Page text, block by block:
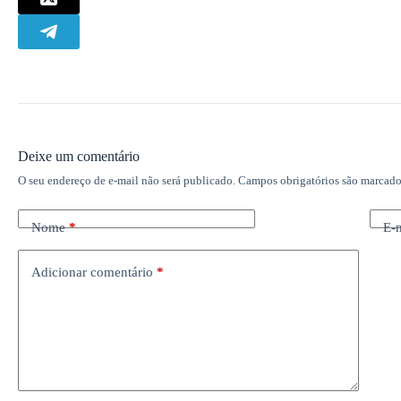
Deixe um comentário
O seu endereço de e-mail não será publicado. Campos obrigatórios são
Nome* E-
Adicionar comentário *